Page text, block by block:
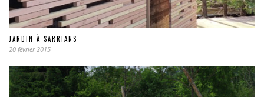
JARDIN À SARRIANS
20 février 2015